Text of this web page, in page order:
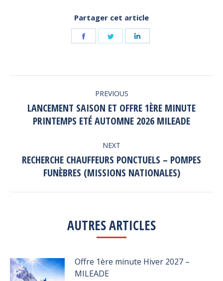
Partager cet article
Share
Share
NAVIGATION PREVIOUS
Previous
post:
LANCEMENT SAISON ET OFFRE 1ÈRE MINUTE
PRINTEMPS ETÉ AUTOMNE 2026 MILEADE
NEXT
Next
post:
RECHERCHE CHAUFFEURS PONCTUELS – POMPES
FUNÈBRES (MISSIONS NATIONALES)
AUTRES ARTICLES
Offre 1ère minute Hiver 2027 –
MILEADE